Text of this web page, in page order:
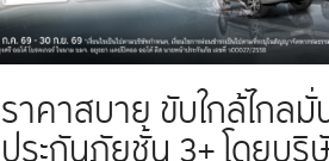
ราคาสบาย ขับใกล้ไกลมั่